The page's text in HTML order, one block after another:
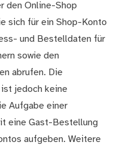
den Online-Shop
sich für ein Shop-Konto
und Bestelldaten für
sowie den
abrufen. Die
jedoch keine
Aufgabe einer
eine Gast-Bestellung
aufgeben. Weitere